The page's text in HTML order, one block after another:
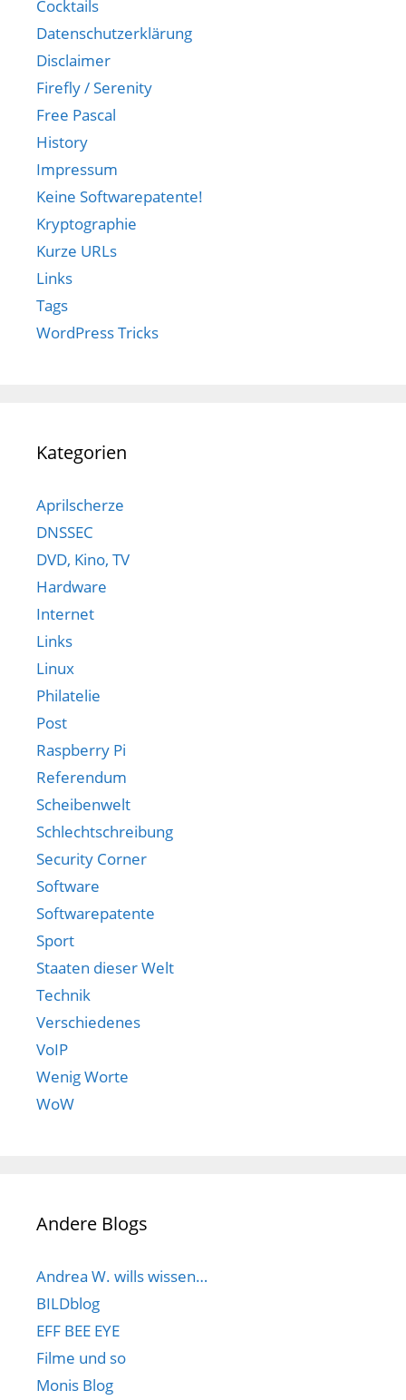
Cocktails
Datenschutzerklärung
Disclaimer
Firefly / Serenity
Free Pascal
History
Impressum
Keine Softwarepatente!
Kryptographie
Kurze URLs
Links
Tags
WordPress Tricks
Kategorien
Aprilscherze
DNSSEC
DVD, Kino, TV
Hardware
Internet
Links
Linux
Philatelie
Post
Raspberry Pi
Referendum
Scheibenwelt
Schlechtschreibung
Security Corner
Software
Softwarepatente
Sport
Staaten dieser Welt
Technik
Verschiedenes
VoIP
Wenig Worte
WoW
Andere Blogs
Andrea W. wills wissen…
BILDblog
EFF BEE EYE
Filme und so
Monis Blog